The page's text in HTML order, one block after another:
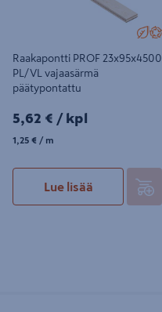
Raakapontti PROF 23x95x4500
PL/VL vajaasärmä
päätypontattu
5,62€/kpl
5,62 € / kpl
1,25€/m
1,25 € / m
Lue lisää